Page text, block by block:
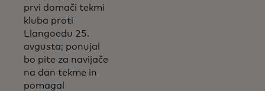
prvi domači tekmi
kluba proti
Llangoedu 25.
avgusta; ponujal
bo pite za navijače
na dan tekme in
pomagal